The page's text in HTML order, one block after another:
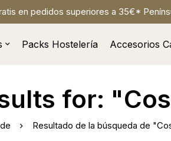
en pedidos superiores a 35€*
Packs Hostelería Accesorios
for:
Resultado de la búsqueda de